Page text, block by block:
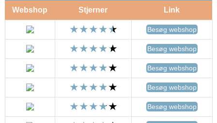
Webshop Stjerner Link
Besøg webshop
Besøg webshop
Besøg webshop
Besøg webshop
Besøg webshop